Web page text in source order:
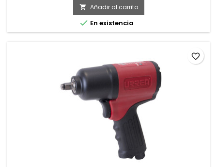
 Añadir al carrito
 En existencia
favorite_border